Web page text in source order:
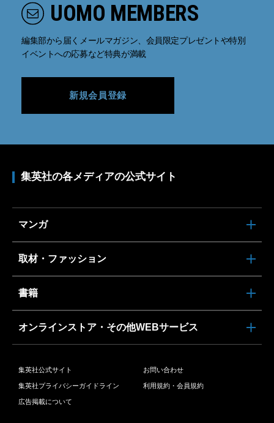
UOMO MEMBERS
編集部から届くメールマガジン、会員限定プレゼントや特別
イベントへの応募など特典が満載
新規会員登録
集英社の各メディアの公式サイト
マンガ
取材・ファッション
書籍
オンラインストア・その他WEBサービス
集英社公式サイト お問い合わせ
集英社プライバシーガイドライン 利用規約・会員規約
広告掲載について